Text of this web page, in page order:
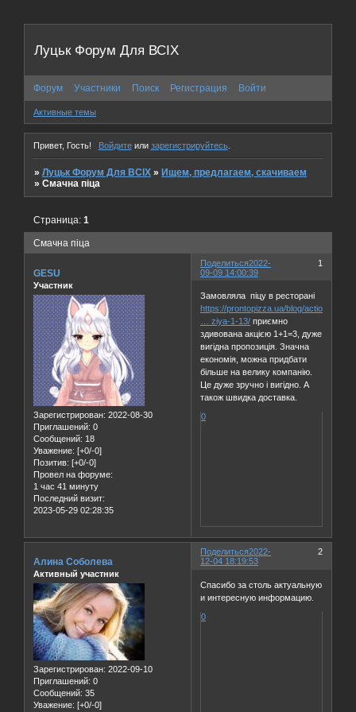
Луцьк Форум Для ВСІХ
Форум Участники Поиск Регистрация Войти
Активные темы
Привет, Гость! Войдитеили зарегистрируйтесь.
»Луцьк Форум Для ВСІХ »Ищем, предлагаем, скачиваем
»Смачна піца
Смачна піца
Страница:1
Поделиться 1
2022-
09-09 14:00:39
GESU
Участник
Зарегистрирован: 2022-08-30
Приглашений: 0
Сообщений: 18
Уважение: [+0/-0]
Позитив: [+0/-0]
Провел на форуме:
1 час 41 минуту
Последний визит:
2023-05-29 02:28:35
Замовляла піцу в ресторані
https://prontopizza.ua/blog/actions/ono
… ziya-1-13/ приємно
здивована акцією 1+1=3, дуже
вигідна пропозиція. Значна
економія, можна придбати
більше на велику компанію.
Це дуже зручно і вигідно. А
також швидка доставка.
0
Поделиться 2
2022-
12-04 18:19:53
Алина Соболева
Активный участник
Зарегистрирован: 2022-09-10
Приглашений: 0
Сообщений: 35
Уважение: [+0/-0]
Спасибо за столь актуальную
и интересную информацию.
0